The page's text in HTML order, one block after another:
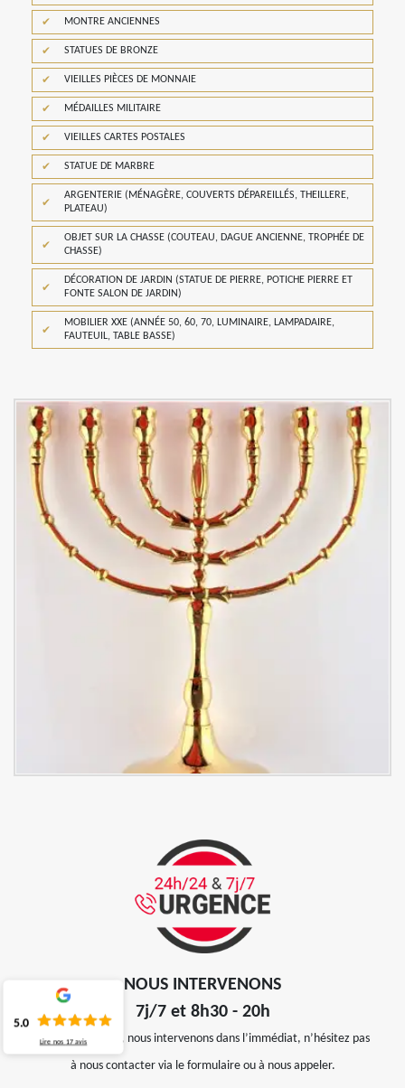
MONTRE ANCIENNES
STATUES DE BRONZE
VIEILLES PIÈCES DE MONNAIE
MÉDAILLES MILITAIRE
VIEILLES CARTES POSTALES
STATUE DE MARBRE
ARGENTERIE (MÉNAGÈRE, COUVERTS DÉPAREILLÉS, THEILLERE,
PLATEAU)
OBJET SUR LA CHASSE (COUTEAU, DAGUE ANCIENNE, TROPHÉE DE
CHASSE)
DÉCORATION DE JARDIN (STATUE DE PIERRE, POTICHE PIERRE ET
FONTE SALON DE JARDIN)
MOBILIER XXE (ANNÉE 50, 60, 70, LUMINAIRE, LAMPADAIRE,
FAUTEUIL, TABLE BASSE)
NOUS INTERVENONS
7j/7 et 8h30 - 20h
En cas d’urgence, nous intervenons dans l’immédiat, n’hésitez pas
à nous contacter via le formulaire ou à nous appeler.
5.0
Lire nos 17 avis